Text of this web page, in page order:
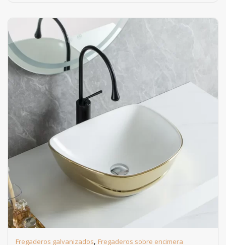
Fregaderos galvanizados, Fregaderos sobre encimera